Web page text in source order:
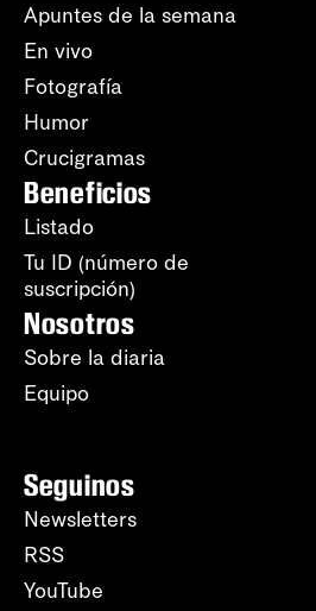
Apuntes de la semana
En vivo
Fotografía
Humor
Crucigramas
Beneficios
Listado
Tu ID (número de
suscripción)
Nosotros
Sobre la diaria
Equipo
Seguinos
Newsletters
RSS
YouTube